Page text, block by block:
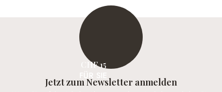
CHF 15
Jetzt zum Newsletter anmelden